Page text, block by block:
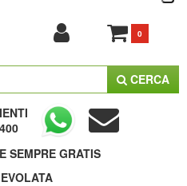
0
CERCA
SEMPRE GRATIS